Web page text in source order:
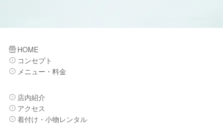
HOME
コンセプト
メニュー・料金
店内紹介
アクセス
着付け・小物レンタル